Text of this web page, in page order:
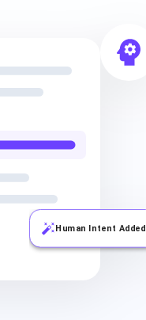
Human Intent Added